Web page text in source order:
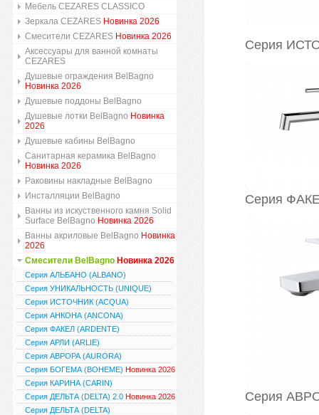
Мебель CEZARES CLASSICO
Зеркала CEZARES Новинка 2026
Смесители CEZARES Новинка 2026
Аксессуары для ванной комнаты
CEZARES
Душевые ограждения BelBagno
Новинка 2026
Душевые поддоны BelBagno
Душевые лотки BelBagno Новинка
2026
Душевые кабины BelBagno
Санитарная керамика BelBagno
Новинка 2026
Раковины накладные BelBagno
Инсталляции BelBagno
Ванны из искуственного камня Solid
Surface BelBagno Новинка 2026
Ванны акриловые BelBagno Новинка
2026
Смесители BelBagno Новинка 2026
Серия АЛЬБАНО (ALBANO)
Серия УНИКАЛЬНОСТЬ (UNIQUE)
Серия ИСТОЧНИК (ACQUA)
Серия АНКОНА (ANCONA)
Серия ФАКЕЛ (ARDENTE)
Серия АРЛИ (ARLIE)
Серия АВРОРА (AURORA)
Серия БОГЕМА (BOHEME) Новинка 2026
Серия КАРИНА (CARIN)
Серия ДЕЛЬТА (DELTA) 2.0 Новинка 2026
Серия ДЕЛЬТА (DELTA)
Серия
Серия
Серия